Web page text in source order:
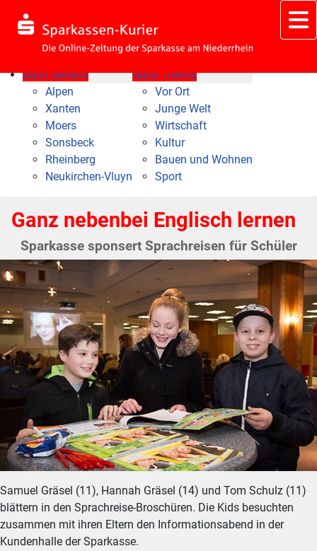
Nach Bereich
Alpen
Xanten
Moers
Sonsbeck
Rheinberg
Neukirchen-Vluyn
Nach Thema
Vor Ort
Junge Welt
Wirtschaft
Kultur
Bauen und Wohnen
Sport
Ganz nebenbei Englisch lernen
Sparkasse sponsert Sprachreisen für Schüler
Samuel Gräsel (11), Hannah Gräsel (14) und Tom Schulz (11)
blättern in den Sprachreise-Broschüren. Die Kids besuchten
zusammen mit ihren Eltern den Informationsabend in der
Kundenhalle der Sparkasse.